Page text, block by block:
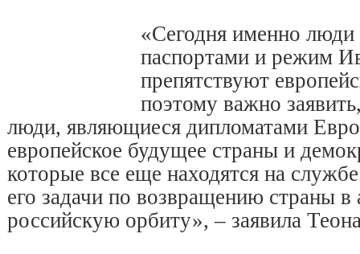
«Сегодня именно
паспортами и режим
препятствуют
поэтому важно
люди, являющиеся дипломатами
европейское будущее страны и
которые все еще находятся на
его задачи по возвращению страны в
российскую орбиту», – заявила